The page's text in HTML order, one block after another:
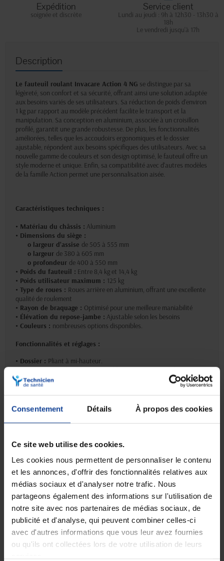
Consentement Détails À propos des cookies
Ce site web utilise des cookies.
Les cookies nous permettent de personnaliser le contenu
et les annonces, d'offrir des fonctionnalités relatives aux
médias sociaux et d'analyser notre trafic. Nous
partageons également des informations sur l'utilisation de
notre site avec nos partenaires de médias sociaux, de
publicité et d'analyse, qui peuvent combiner celles-ci
avec d'autres informations que vous leur avez fournies
ou qu'ils ont collectées lors de votre utilisation de leurs
Expédition
soignée et discrète
Service client
Lundi au jeudi : 9h à 12h30 - 13h30 à
18h
Le vendredi jusqu'à 17h
Description
Le fauteuil roulant Invacare Action 4 NG se distingue par sa
légèreté, son confort et sa sécurité, offrant ainsi une solution adaptée
aux besoins variés de ses utilisateurs. Sa réduction de poids d’environ
1 kg par rapport au modèle précédent facilite le transport et la
manipulation. Sa conception en aluminium, associée à un croisillon
profilé, garantit une grande robustesse. De plus, les fonctionnalités
améliorées, telles que les accoudoirs ergonomiques et le dossier
ajustable, répondent aux besoins spécifiques des utilisateurs. Avec sa
nouvelle gamme de couleurs et son design optimisé, le fauteuil offre un
style moderne et unique. Enfin, sa compatibilité avec d'autres modèles
de la famille Action permet une personnalisation aisée.
Caractéristiques techniques :
• Matériau du châssis : Aluminium
• Dimensions du siège :
o largeur d’assise de 505 à 555 mm
o largeur de 380 à 605 mm
o profondeur de 400 à 550 mm
• Poids du fauteuil : Entre 8,4 kg et 14,4 kg
• Poids utilisateur maximum : 125 kg
• Type de roues : Roues arrière en aluminium, offrant une excellente
qualité de roulement
• Rayon de braquage : Optimisé pour une meilleure maniabilité
• Élévation du repose-jambe : Ajustable selon les besoins
• Couleurs : nombreuses options disponibles.
Fonctionnalités et réglages :
• Dossier : Pliant à mi-hauteur.
• Accoudoirs :Relevables et amovibles avec un système de
verrouillage facile à utiliser
• Repose-pieds :
Ajustables et amovibles pour un confort accru
Confort et ergonomie :
• Rembourrage :Coussins confortables, adaptés pour un soutien
optimal
• Soutien lombaire :Réglable en hauteur pour un meilleur
positionnement
Transport :
• Pliable, facilitant le rangement et le transport
• Démontable : Composants amovibles, y compris les roues